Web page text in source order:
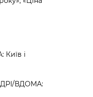
Київ і
ВДОМА: